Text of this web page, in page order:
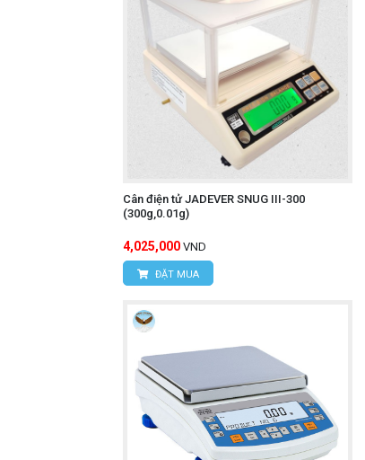
Cân điện tử JADEVER SNUG III-300
(300g,0.01g)
4,025,000 VND
ĐẶT MUA